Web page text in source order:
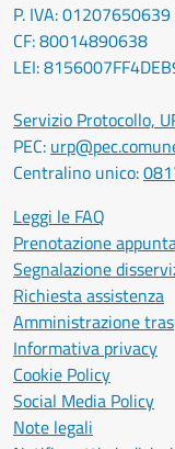
P. IVA: 01207650639
CF: 80014890638
LEI:
Servizio Protocollo,
PEC:
Centralino unico:
Leggi le FAQ
Prenotazione
Segnalazione
Richiesta assistenza
Amministrazione
Informativa privacy
Cookie Policy
Social Media Policy
Note legali